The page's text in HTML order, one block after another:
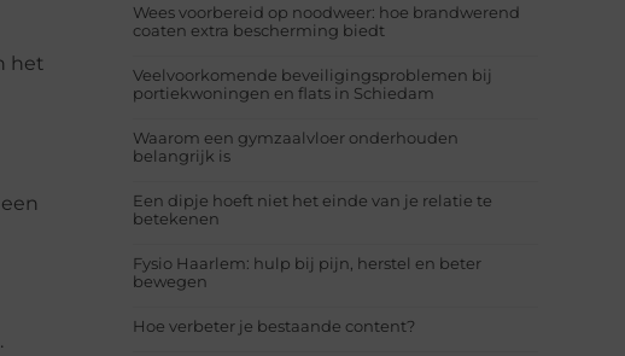
het
Wees voorbereid op noodweer: hoe brandwerend
coaten extra bescherming biedt
Veelvoorkomende beveiligingsproblemen bij
portiekwoningen en flats in Schiedam
Waarom een gymzaalvloer onderhouden
belangrijk is
Een dipje hoeft niet het einde van je relatie te
betekenen
Fysio Haarlem: hulp bij pijn, herstel en beter
bewegen
Hoe verbeter je bestaande content?